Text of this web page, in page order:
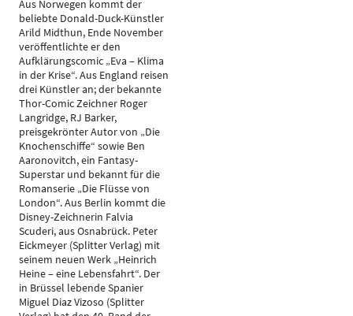
Aus Norwegen kommt der
beliebte Donald-Duck-Künstler
Arild Midthun, Ende November
veröffentlichte er den
Aufklärungscomic „Eva – Klima
in der Krise“. Aus England reisen
drei Künstler an; der bekannte
Thor-Comic Zeichner Roger
Langridge, RJ Barker,
preisgekrönter Autor von „Die
Knochenschiffe“ sowie Ben
Aaronovitch, ein Fantasy-
Superstar und bekannt für die
Romanserie „Die Flüsse von
London“. Aus Berlin kommt die
Disney-Zeichnerin Falvia
Scuderi, aus Osnabrück. Peter
Eickmeyer (Splitter Verlag) mit
seinem neuen Werk „Heinrich
Heine – eine Lebensfahrt“. Der
in Brüssel lebende Spanier
Miguel Diaz Vizoso (Splitter